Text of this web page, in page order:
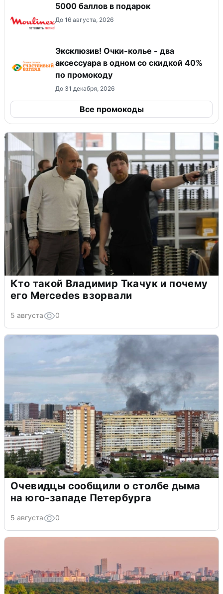
5000 баллов в подарок
До 16 августа, 2026
Эксклюзив! Очки-колье - два
аксессуара в одном со скидкой 40%
по промокоду
До 31 декабря, 2026
Все промокоды
Кто такой Владимир Ткачук и почему
его Mercedes взорвали
5 августа 0
Очевидцы сообщили о столбе дыма
на юго-западе Петербурга
5 августа 0